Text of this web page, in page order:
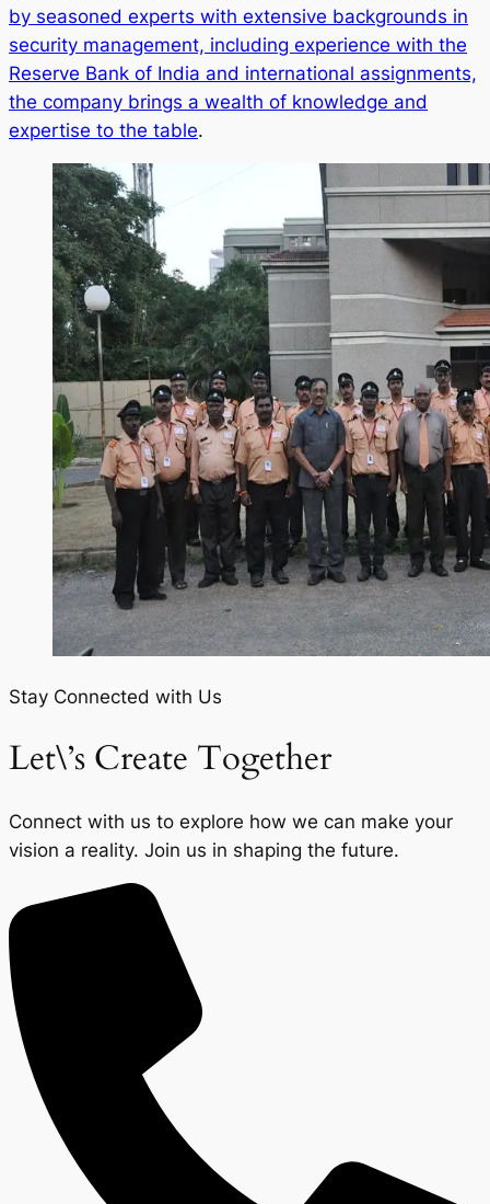
by seasoned experts with extensive backgrounds in
security management, including experience with the
Reserve Bank of India and international assignments,
the company brings a wealth of knowledge and
expertise to the table.
Stay Connected with Us
Let\’s Create Together
Connect with us to explore how we can make your
vision a reality. Join us in shaping the future.